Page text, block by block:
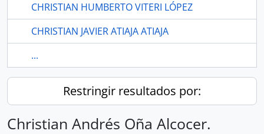
CHRISTIAN HUMBERTO VITERI LÓPEZ
CHRISTIAN JAVIER ATIAJA ATIAJA
...
Restringir resultados por:
Christian Andrés Oña Alcocer.